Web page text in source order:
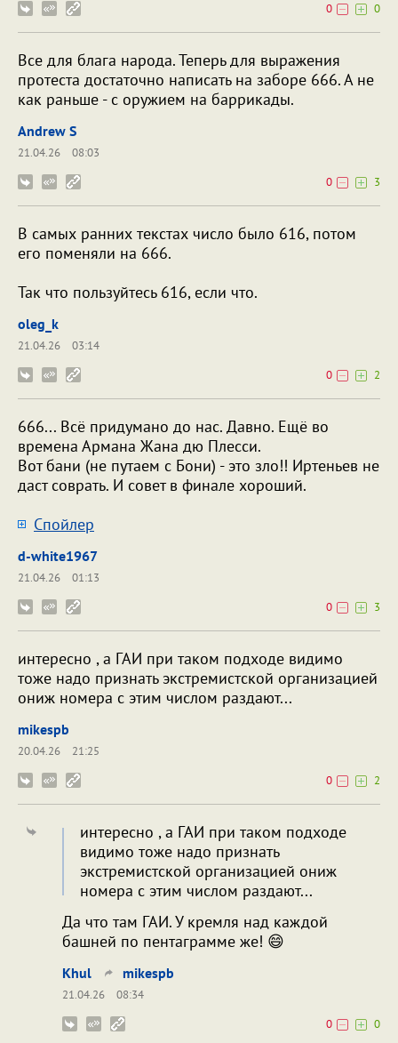
0
0
Все для блага народа. Теперь для выражения
протеста достаточно написать на заборе 666. А не
как раньше - с оружием на баррикады.
Andrew S
21.04.26
08:03
0
3
В самых ранних текстах число было 616, потом
его поменяли на 666.
Так что пользуйтесь 616, если что.
oleg_k
21.04.26
03:14
0
2
666... Всё придумано до нас. Давно. Ещё во
времена Армана Жана дю Плесси.
Вот бани (не путаем с Бони) - это зло!! Иртеньев не
даст соврать. И совет в финале хороший.
Cпойлер
d-white1967
21.04.26
01:13
0
3
интересно , а ГАИ при таком подходе видимо
тоже надо признать экстремистской организацией
ониж номера с этим числом раздают...
mikespb
20.04.26
21:25
0
2
интересно , а ГАИ при таком подходе
видимо тоже надо признать
экстремистской организацией ониж
номера с этим числом раздают...
Да что там ГАИ. У кремля над каждой
башней по пентаграмме же! 😄
Khul mikespb
21.04.26
08:34
0
0